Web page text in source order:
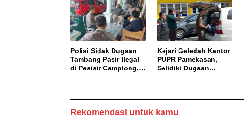
Bulangan Barat
Sportivitas Warga
Binaan
Polisi Sidak Dugaan
Tambang Pasir Ilegal
di Pesisir Camplong,
Kejari Geledah Kantor
PUPR Pamekasan,
Selidiki Dugaan
Rekomendasi untuk kamu